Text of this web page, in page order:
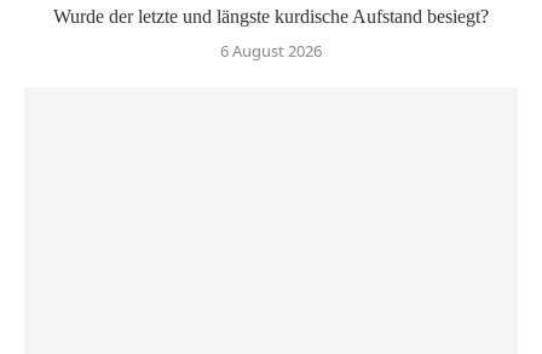
Wurde der letzte und längste kurdische Aufstand besiegt?
6 August 2026